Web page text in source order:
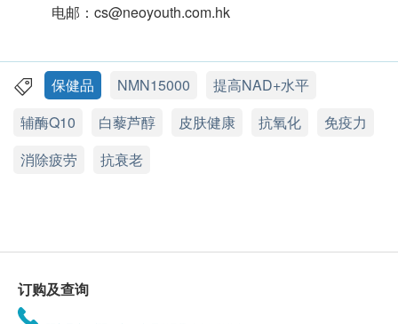
电邮：cs@neoyouth.com.hk
保健品 NMN15000
提高NAD+水平
辅酶Q10
白藜芦醇 皮肤健康 抗氧化
免疫力
消除疲劳
抗衰老
订购及查询